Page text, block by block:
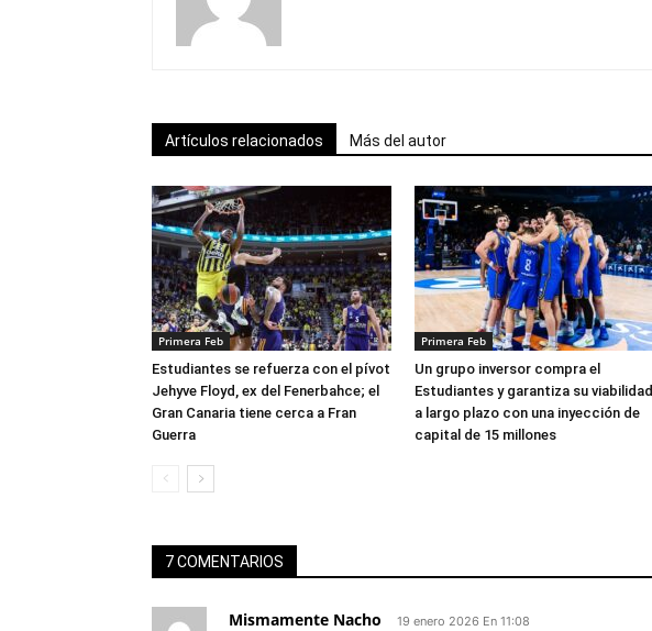
Artículos relacionados Más del autor
Primera Feb
Estudiantes se refuerza con el pívot
Jehyve Floyd, ex del Fenerbahce; el
Gran Canaria tiene cerca a Fran
Guerra
Primera Feb
Un grupo inversor compra el
Estudiantes y garantiza su viabilidad
a largo plazo con una inyección de
capital de 15 millones
7 COMENTARIOS
Mismamente Nacho 19 enero 2026 En 11:08